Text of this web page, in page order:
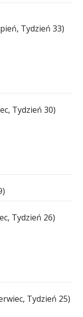
Tydzień 33)
Tydzień 30)
Tydzień 26)
Tydzień 25)